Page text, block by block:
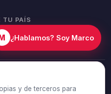
TU PAÍS
los derechos reservados.
¿Hablamos? Soy Marco
y de terceros para